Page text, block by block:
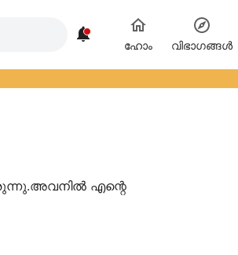

ഹോം വിഭാഗങ്ങള്‍
എന്റെ